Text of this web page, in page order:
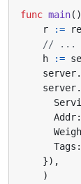
func main()
r
:=
// ...
h
:=
server.
server.
Addr:
Tags :
}),
)